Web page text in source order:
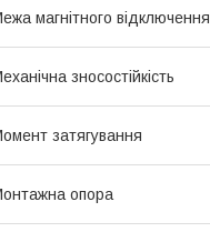
магнітного відключення
зносостійкість
затягування
опора